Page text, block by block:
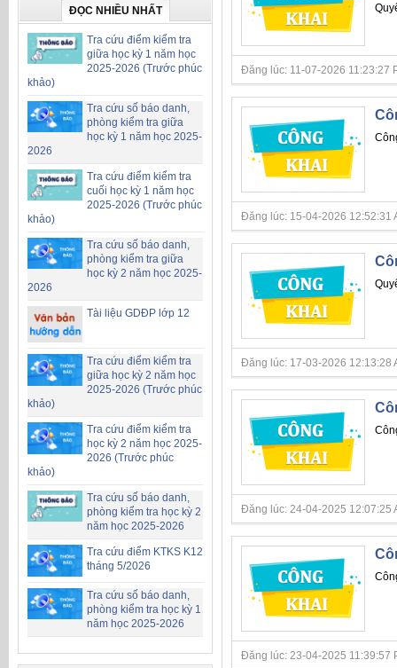
ĐỌC NHIỀU NHẤT
Tra cứu điểm kiểm tra
giữa học kỳ 1 năm học
2025-2026 (Trước phúc
khảo)
Tra cứu số báo danh,
phòng kiểm tra giữa
học kỳ 1 năm học 2025-
2026
Tra cứu điểm kiểm tra
cuối học kỳ 1 năm học
2025-2026 (Trước phúc
khảo)
Tra cứu số báo danh,
phòng kiểm tra giữa
học kỳ 2 năm học 2025-
2026
Tài liệu GDĐP lớp 12
Tra cứu điểm kiểm tra
giữa học kỳ 2 năm học
2025-2026 (Trước phúc
khảo)
Tra cứu điểm kiểm tra
học kỳ 2 năm học 2025-
2026 (Trước phúc
khảo)
Tra cứu số báo danh,
phòng kiểm tra học kỳ 2
năm học 2025-2026
Tra cứu điểm KTKS K12
tháng 5/2026
Tra cứu số báo danh,
phòng kiểm tra học kỳ 1
năm học 2025-2026
Đăng lúc: 11-07-2026 11:23:27
Đăng lúc: 15-04-2026 12:52:31
Đăng lúc: 17-03-2026 12:13:28
Đăng lúc: 24-04-2025 12:07:25
Đăng lúc: 23-04-2025 11:39:57